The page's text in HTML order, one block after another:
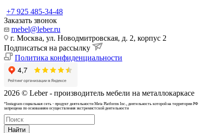
+7 925 485-34-48
Заказать звонок
mebel@leber.ru
г. Москва, ул. Новодмитровская, д. 2, корпус 2
Подписаться на рассылку
Политика конфиденциальности
2026 © Leber - производитель мебели на металлокаркасе
*Instagram cоциальная сеть - продукт деятельности Meta Platforms Inc., деятельность которой на территории РФ
запрещена по основаниям осуществления экстремистской деятельности
Найти